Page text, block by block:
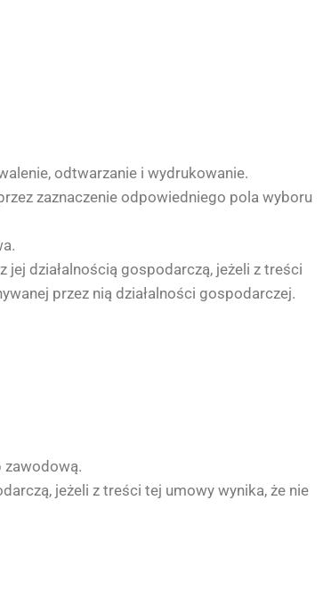
odtwarzanie i wydrukowanie.
zaznaczenie odpowiedniego pola wyboru
działalnością gospodarczą, jeżeli z treści
przez nią działalności gospodarczej.
zawodową.
jeżeli z treści tej umowy wynika, że nie